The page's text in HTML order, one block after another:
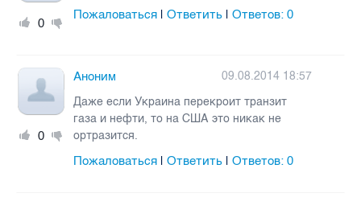
0
Пожаловаться |Ответить |Ответов:0
0
Аноним
09.08.2014 18:57
Даже если Украина перекроит транзит
газа и нефти, то на США это никак не
ортразится.
Пожаловаться |Ответить |Ответов:0